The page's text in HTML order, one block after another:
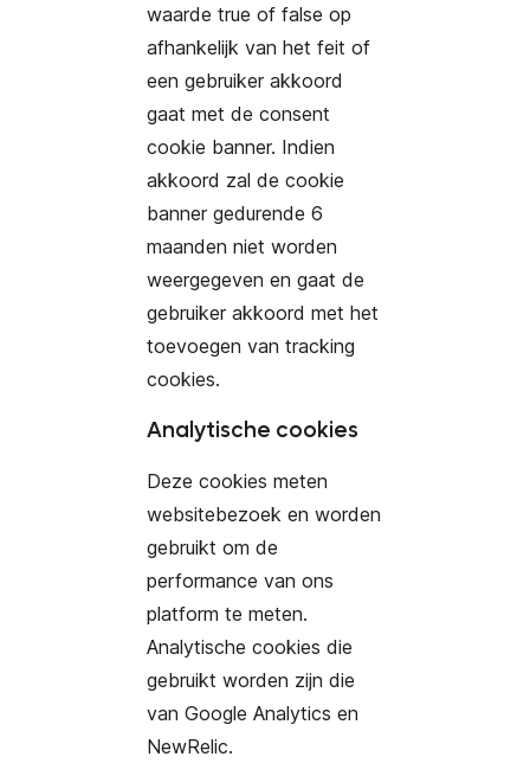
waarde true of false op
afhankelijk van het feit of
een gebruiker akkoord
gaat met de consent
cookie banner. Indien
akkoord zal de cookie
banner gedurende 6
maanden niet worden
weergegeven en gaat de
gebruiker akkoord met het
toevoegen van tracking
cookies.
Analytische cookies
Deze cookies meten
websitebezoek en worden
gebruikt om de
performance van ons
platform te meten.
Analytische cookies die
gebruikt worden zijn die
van Google Analytics en
NewRelic.